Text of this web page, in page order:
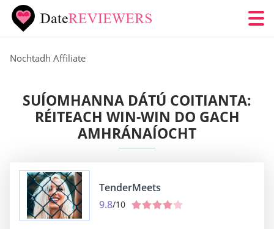
Nochtadh Affiliate
SUÍOMHANNA DÁTÚ COITIANTA:
RÉITEACH WIN-WIN DO GACH
AMHRÁNAÍOCHT
TenderMeets
9.8/10